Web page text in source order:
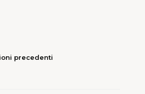
precedenti